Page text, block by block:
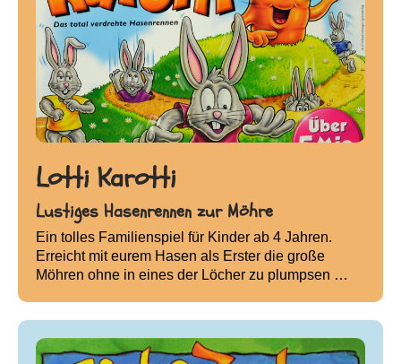
Lotti Karotti
Lustiges Hasenrennen zur Möhre
Ein tolles Familienspiel für Kinder ab 4 Jahren.
Erreicht mit eurem Hasen als Erster die große
Möhren ohne in eines der Löcher zu plumpsen …